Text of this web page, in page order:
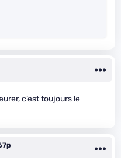
c’est toujours le